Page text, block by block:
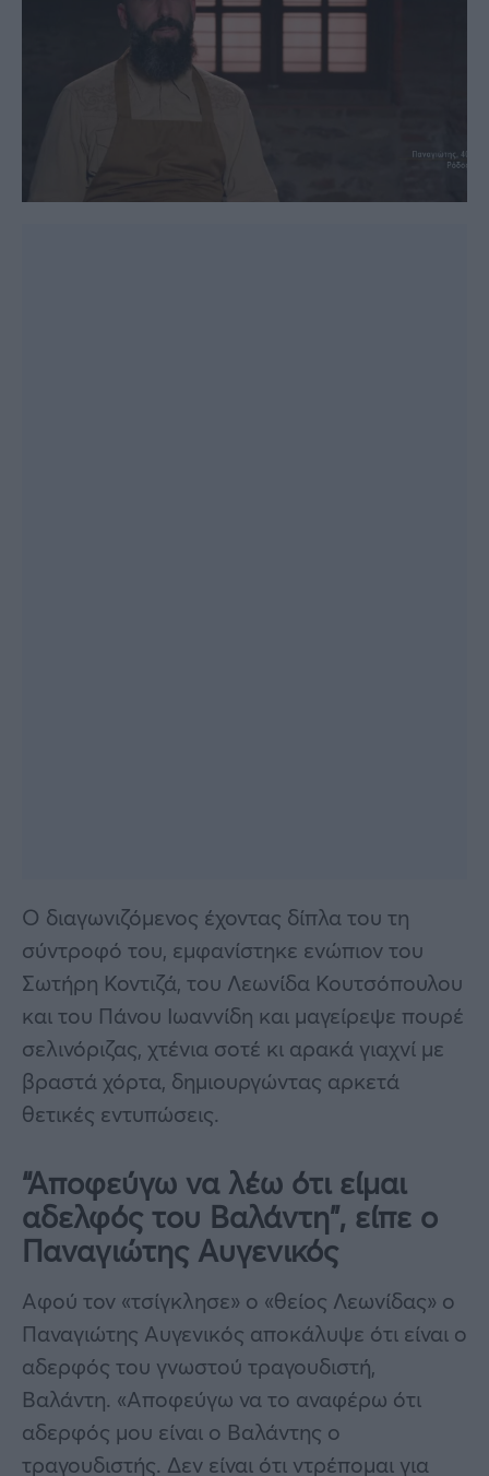
Ο διαγωνιζόμενος έχοντας δίπλα του τη
σύντροφό του, εμφανίστηκε ενώπιον του
Σωτήρη Κοντιζά, του Λεωνίδα Κουτσόπουλου
και του Πάνου Ιωαννίδη και μαγείρεψε πουρέ
σελινόριζας, χτένια σοτέ κι αρακά γιαχνί με
βραστά χόρτα, δημιουργώντας αρκετά
θετικές εντυπώσεις.
“Αποφεύγω να λέω ότι είμαι
αδελφός του Βαλάντη”, είπε ο
Παναγιώτης Αυγενικός
Αφού τον «τσίγκλησε» ο «θείος Λεωνίδας» ο
Παναγιώτης Αυγενικός αποκάλυψε ότι είναι ο
αδερφός του γνωστού τραγουδιστή,
Βαλάντη. «Αποφεύγω να το αναφέρω ότι
αδερφός μου είναι ο Βαλάντης ο
τραγουδιστής. Δεν είναι ότι ντρέπομαι για